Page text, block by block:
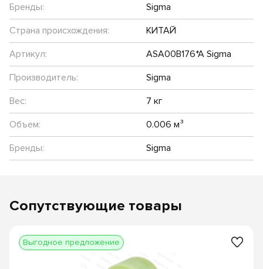
Бренды:
Sigma
Страна происхождения:
КИТАЙ
Артикул:
ASA00B176*A Sigma
Производитель:
Sigma
Вес:
7 кг
Объем:
0.006 м³
Бренды:
Sigma
Сопутствующие товары
Выгодное предложение